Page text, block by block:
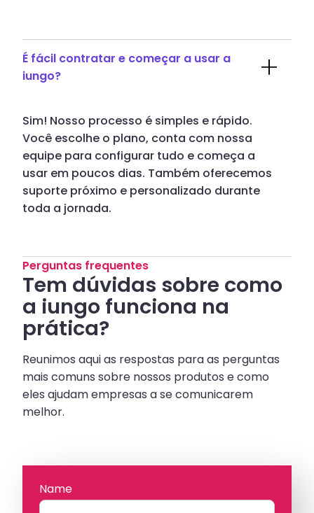
Perguntas frequentes
Tem dúvidas sobre como
a iungo funciona na
prática?
Reunimos aqui as respostas para as perguntas
mais comuns sobre nossos produtos e como
eles ajudam empresas a se comunicarem
melhor.
É fácil contratar e começar a usar a
iungo?
Sim! Nosso processo é simples e rápido.
Você escolhe o plano, conta com nossa
equipe para configurar tudo e começa a
usar em poucos dias. Também oferecemos
suporte próximo e personalizado durante
toda a jornada.
Name